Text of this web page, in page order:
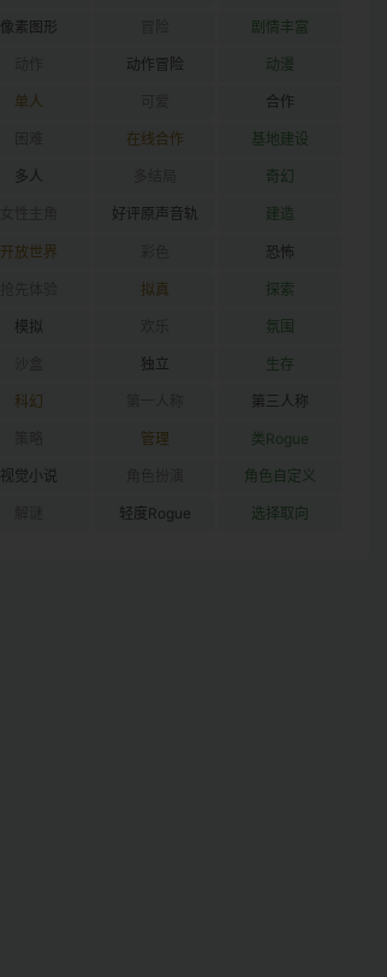
像素图形 剧情丰富
动作冒险 动漫
单人 合作
在线合作 基地建设
多人 奇幻
好评原声音轨 建造
开放世界 恐怖
拟真 探索
模拟 氛围
独立 生存
科幻 第三人称
管理 类Rogue
视觉小说 角色自定义
轻度Rogue 选择取向